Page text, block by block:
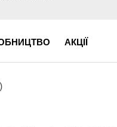
АКЦІЇ